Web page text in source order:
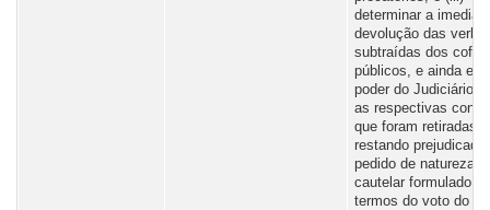
determinar a imediata
devolução das
subtraídas dos
públicos, e ainda em
poder do Judiciário,
as respectivas
que foram retiradas,
restando prejudicado
pedido de natureza
cautelar formulado,
termos do voto do